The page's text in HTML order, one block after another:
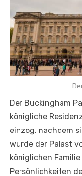
Der Buckingham
königliche
einzog, nachdem
wurde der Palast
königlichen
Persönlichkeiten